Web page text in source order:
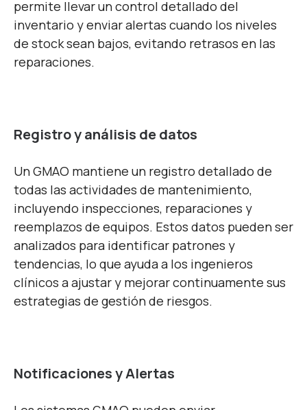
permite llevar un control detallado del
inventario y enviar alertas cuando los niveles
de stock sean bajos, evitando retrasos en las
reparaciones.
Registro y análisis de datos
Un GMAO mantiene un registro detallado de
todas las actividades de mantenimiento,
incluyendo inspecciones, reparaciones y
reemplazos de equipos. Estos datos pueden ser
analizados para identificar patrones y
tendencias, lo que ayuda a los ingenieros
clínicos a ajustar y mejorar continuamente sus
estrategias de gestión de riesgos.
Notificaciones y Alertas